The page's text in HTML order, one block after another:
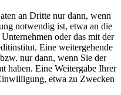
an Dritte nur dann, wenn
notwendig ist, etwa an die
oder das mit der
Eine weitergehende
nur dann, wenn Sie der
haben. Eine Weitergabe Ihrer
etwa zu Zwecken